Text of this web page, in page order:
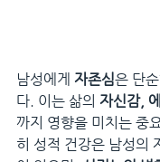
남성에게 자존심은 단
다. 이는 삶의 자신감,
까지 영향을 미치는 중
히 성적 건강은 남성의